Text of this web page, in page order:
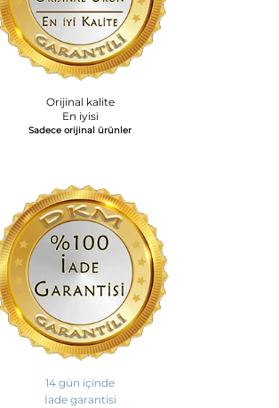
Orijinal kalite
En iyisi
Sadece orijinal ürünler
14 gün içinde
İade garantisi